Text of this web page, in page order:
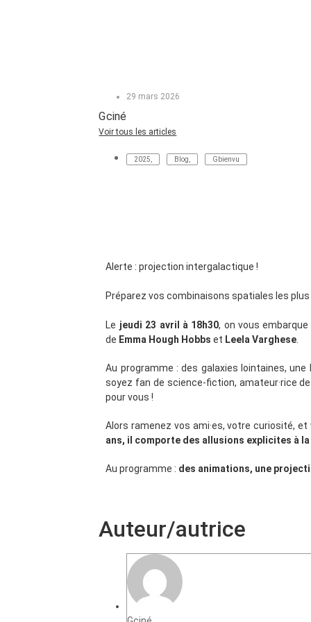
29 mars 2026
Gciné
Voir tous les articles
2025 Blog Gbienvu
Alerte : projection intergalactique !
Préparez vos combinaisons spatiales les
Le jeudi 23 avril à 18h30, on vous
de Emma Hough Hobbs et Leela Varghese
Au programme : des galaxies lointaines,
soyez fan de science-fiction, amateur·rice
pour vous !
Alors ramenez vos ami·es, votre curiosité,
ans, il comporte des allusions explicites à
Au programme : des animations, une
Auteur/autrice